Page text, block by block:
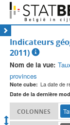
Indicateurs
2011)
Nom de la vue:
provinces
Note cube: La date de
Date de la dernière
COLONNES